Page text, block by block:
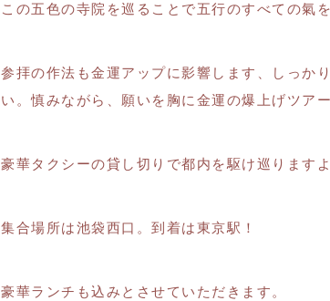
この五色の寺院を巡ることで五行のすべての氣
参拝の作法も金運アップに影響します、しっか
い。慎みながら、願いを胸に金運の爆上げツア
豪華タクシーの貸し切りで都内を駆け巡りますよ
集合場所は池袋西口。到着は東京駅！
豪華ランチも込みとさせていただきます。